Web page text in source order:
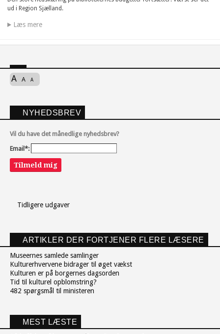
ud i Region Sjælland.
Læs mere
A A A
NYHEDSBREV
Vil du have det månedlige nyhedsbrev?
Email*:
Tilmeld mig
Tidligere udgaver
ARTIKLER DER FORTJENER FLERE LÆSERE
Museernes samlede samlinger
Kulturerhvervene bidrager til øget vækst
Kulturen er på borgernes dagsorden
Tid til kulturel opblomstring?
482 spørgsmål til ministeren
MEST LÆSTE